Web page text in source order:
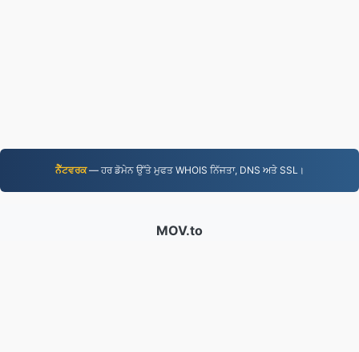
ਨੈੱਟਵਰਕ— ਹਰ ਡੋਮੇਨ ਉੱਤੇ ਮੁਫਤ WHOIS ਨਿੱਜਤਾ, DNS ਅਤੇ SSL।
MOV.to